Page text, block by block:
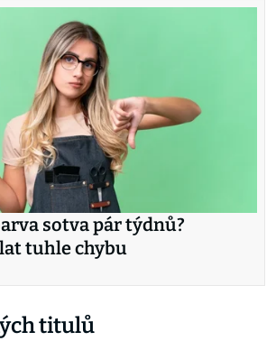
sotva pár týdnů?
tuhle chybu
titulů